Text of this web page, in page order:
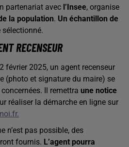
partenariat avec l’Insee, organise
la population. Un échantillon de
sélectionné.
RECENSEUR
février 2025, un agent recenseur
(photo et signature du maire) se
Il remettra une notice
réaliser la démarche en ligne sur
n’est pas possible, des
fournis. L’agent pourra